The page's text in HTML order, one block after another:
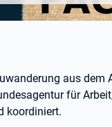
aus
für
koordiniert.